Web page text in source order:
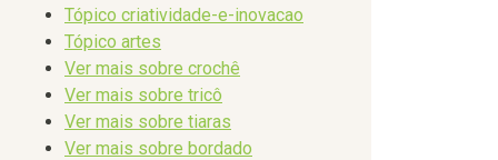
Tópico criatividade-e-inovacao
Tópico artes
Ver mais sobre crochê
Ver mais sobre tricô
Ver mais sobre tiaras
Ver mais sobre bordado